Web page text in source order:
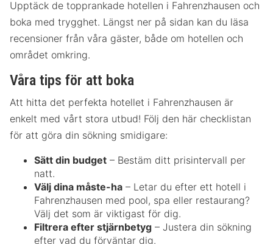
Upptäck de topprankade hotellen i Fahrenzhausen och
boka med trygghet. Längst ner på sidan kan du läsa
recensioner från våra gäster, både om hotellen och
området omkring.
Våra tips för att boka
Att hitta det perfekta hotellet i Fahrenzhausen är
enkelt med vårt stora utbud! Följ den här checklistan
för att göra din sökning smidigare:
Sätt din budget – Bestäm ditt prisintervall per
natt.
Välj dina måste-ha – Letar du efter ett hotell i
Fahrenzhausen med pool, spa eller restaurang?
Välj det som är viktigast för dig.
Filtrera efter stjärnbetyg – Justera din sökning
efter vad du förväntar dig.